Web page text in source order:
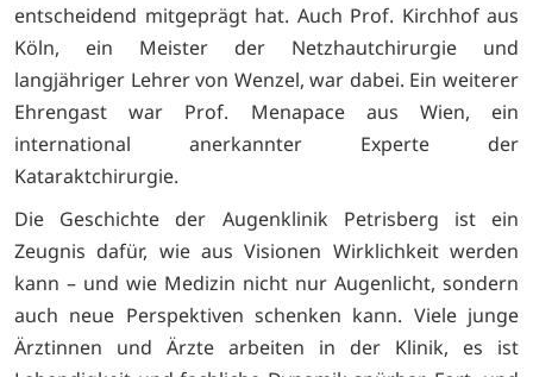
entscheidend mitgeprägt hat. Auch Prof. Kirchhof aus
Köln, ein Meister der Netzhautchirurgie und
langjähriger Lehrer von Wenzel, war dabei. Ein weiterer
Ehrengast war Prof. Menapace aus Wien, ein
international anerkannter Experte der
Kataraktchirurgie.
Die Geschichte der Augenklinik Petrisberg ist ein
Zeugnis dafür, wie aus Visionen Wirklichkeit werden
kann – und wie Medizin nicht nur Augenlicht, sondern
auch neue Perspektiven schenken kann. Viele junge
Ärztinnen und Ärzte arbeiten in der Klinik, es ist